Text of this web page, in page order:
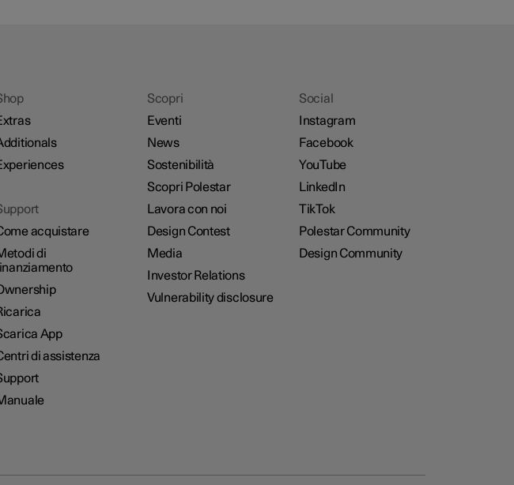
acquistare
di
App
di assistenza
Scopri
Eventi
News
Sostenibilità
Scopri Polestar
Lavora con noi
Design Contest
Media
Investor Relations
Vulnerability disclosure
Social
Instagram
Facebook
YouTube
LinkedIn
TikTok
Polestar Community
Design Community